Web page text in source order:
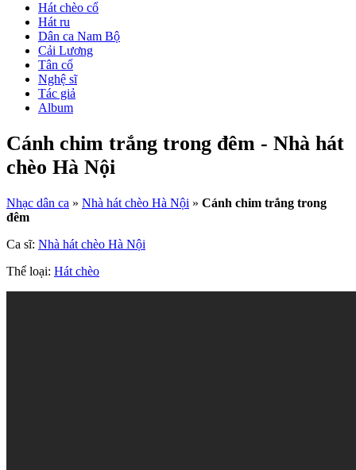
Hát chèo cổ
Hát ru
Dân ca Nam Bộ
Cải Lương
Tân cổ
Nghệ sĩ
Tác giả
Album
Cánh chim trắng trong đêm - Nhà hát
chèo Hà Nội
Nhạc dân ca » Nhà hát chèo Hà Nội » Cánh chim trắng trong
đêm
Ca sĩ: Nhà hát chèo Hà Nội
Thể loại: Hát chèo